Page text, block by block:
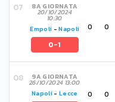
8A GIORNATA
20/10/2024
10:30
Empoli -Napoli
0-1
0 0
9A GIORNATA
26/10/2024 13:00
Napoli -Lecce 0 0